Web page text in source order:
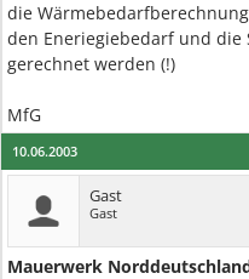
die
den Eneriegiebedarf und die
gerechnet werden (!)
MfG
10.06.2003
Gast
Gast
Mauerwerk